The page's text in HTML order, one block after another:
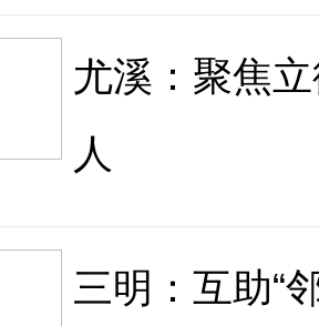
尤溪：聚焦
人
三明：互助“